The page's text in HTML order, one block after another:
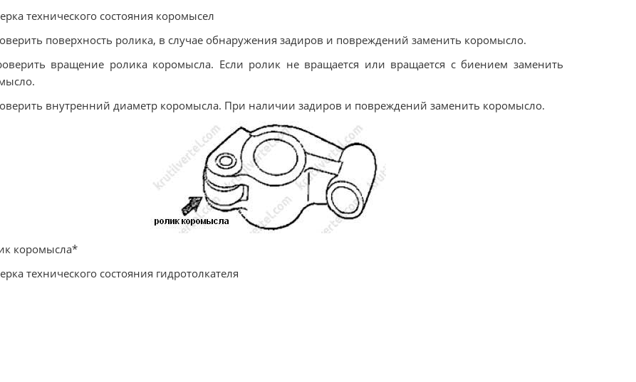
технического состояния коромысел
поверхность ролика, в случае обнаружения задиров и повреждений заменить коромысло.
вращение ролика коромысла. Если ролик не вращается или вращается с биением заменить
внутренний диаметр коромысла. При наличии задиров и повреждений заменить коромысло.
коромысла*
технического состояния гидротолкателя